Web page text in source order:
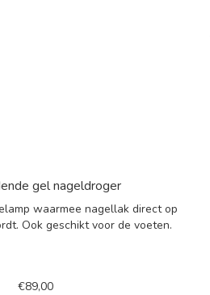
gel nageldroger
waarmee nagellak direct op
Ook geschikt voor de voeten.
€89,00